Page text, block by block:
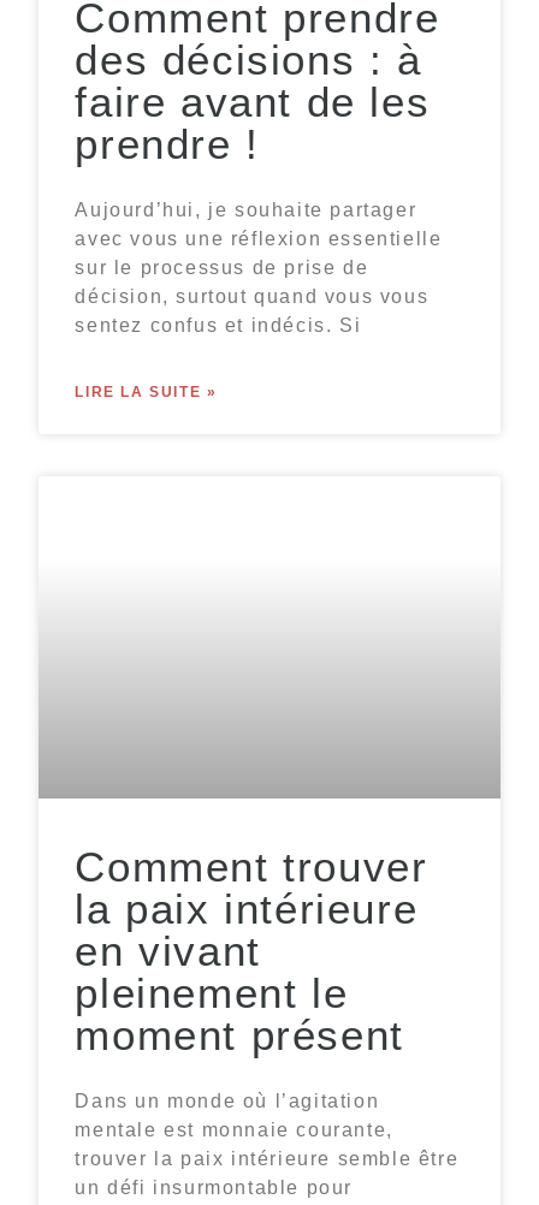
Comment prendre
des décisions : à
faire avant de les
prendre !
Aujourd’hui, je souhaite partager
avec vous une réflexion essentielle
sur le processus de prise de
décision, surtout quand vous vous
sentez confus et indécis. Si
LIRE LA SUITE »
Comment trouver
la paix intérieure
en vivant
pleinement le
moment présent
Dans un monde où l’agitation
mentale est monnaie courante,
trouver la paix intérieure semble être
un défi insurmontable pour